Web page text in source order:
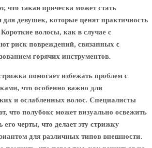
что такая прическа может стать
девушек, которые ценят практичность
волосы, как в случае с
риск повреждений, связанных с
горячих инструментов.
помогает избежать проблем с
что особенно важно для
и ослабленных волос. Специалисты
что полубокс может визуально освежить
его черты, что делает эту стрижку
для различных типов внешности.